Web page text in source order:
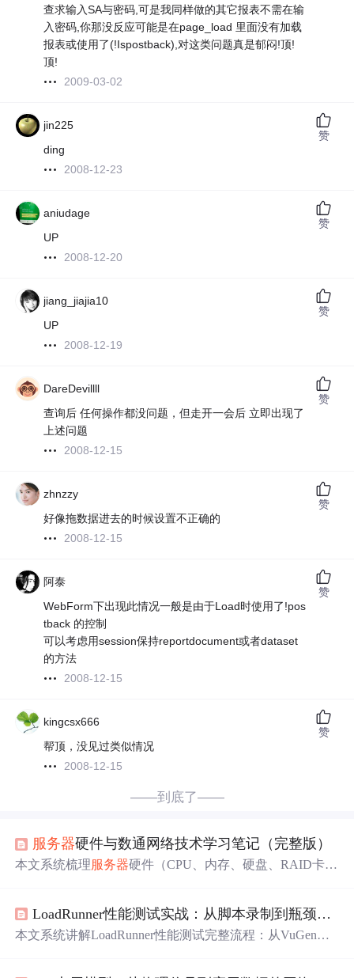
查求输入SA与密码,可是我同样做的其它报表不需在输
入密码,你那没反应可能是在page_load 里面没有加载
报表或使用了(!Ispostback),对这类问题真是郁闷!顶!
顶!
2009-03-02
jin225
ding
2008-12-23
赞
aniudage
UP
2008-12-20
赞
jiang_jiajia10
UP
2008-12-19
赞
DareDevillll
查询后 任何操作都没问题，但走开一会后 立即出现了
上述问题
2008-12-15
赞
zhnzzy
好像拖数据进去的时候设置不正确的
2008-12-15
赞
阿泰
WebForm下出现此情况一般是由于Load时使用了!pos
tback 的控制
可以考虑用session保持reportdocument或者dataset
的方法
2008-12-15
赞
kingcsx666
帮顶，没见过类似情况
2008-12-15
赞
——到底了——
服务器硬件与数通网络技术学习笔记（完整版）
本文系统梳理服务器硬件（CPU、内存、硬盘、RAID卡、
CL/NAT）的关键知识点，涵盖组件原理、参数选型、故障
排查及典型配置逻辑，面向网络工程师和服务器运维人员
LoadRunner性能测试实战：从脚本录制到瓶颈分析全流程指南
本文系统讲解LoadRunner性能测试完整流程：从VuGen脚